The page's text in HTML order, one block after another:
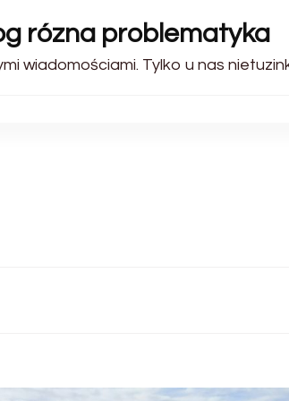
rózna problematyka
wiadomościami. Tylko u nas